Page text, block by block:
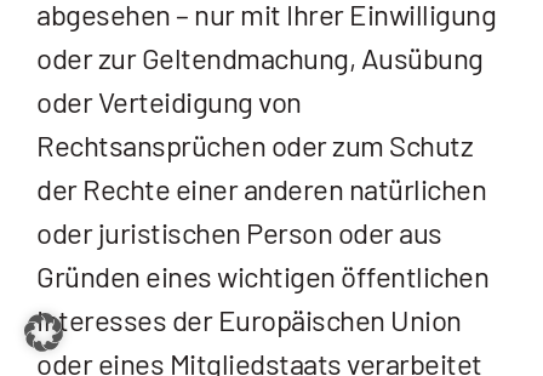
abgesehen – nur mit Ihrer Einwilligung
oder zur Geltendmachung, Ausübung
oder Verteidigung von
Rechtsansprüchen oder zum Schutz
der Rechte einer anderen natürlichen
oder juristischen Person oder aus
Gründen eines wichtigen öffentlichen
Interesses der Europäischen Union
oder eines Mitgliedstaats verarbeitet